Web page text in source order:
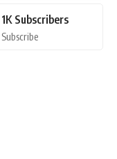
1K Subscribers
Subscribe